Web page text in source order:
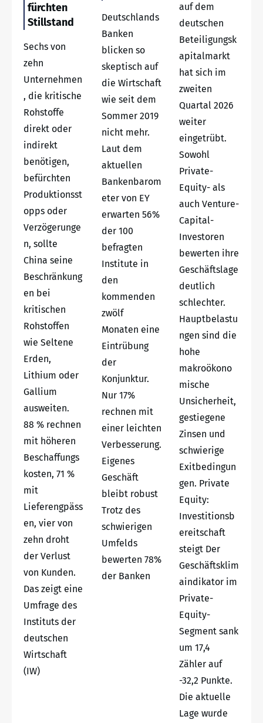
fürchten
Stillstand
Sechs von
zehn
Unternehmen
, die kritische
Rohstoffe
direkt oder
indirekt
benötigen,
befürchten
Produktionsst
opps oder
Verzögerunge
n, sollte
China seine
Beschränkung
en bei
kritischen
Rohstoffen
wie Seltene
Erden,
Lithium oder
Gallium
ausweiten.
88 % rechnen
mit höheren
Beschaffungs
kosten, 71 %
mit
Lieferengpäss
en, vier von
zehn droht
der Verlust
von Kunden.
Das zeigt eine
Umfrage des
Instituts der
deutschen
Wirtschaft
(IW)
Deutschlands
Banken
blicken so
skeptisch auf
die Wirtschaft
wie seit dem
Sommer 2019
nicht mehr.
Laut dem
aktuellen
Bankenbarom
eter von EY
erwarten 56%
der 100
befragten
Institute in
den
kommenden
zwölf
Monaten eine
Eintrübung
der
Konjunktur.
Nur 17%
rechnen mit
einer leichten
Verbesserung.
Eigenes
Geschäft
bleibt robust
Trotz des
schwierigen
Umfelds
bewerten 78%
der Banken
auf dem
deutschen
Beteiligungsk
apitalmarkt
hat sich im
zweiten
Quartal 2026
weiter
eingetrübt.
Sowohl
Private-
Equity- als
auch Venture-
Capital-
Investoren
bewerten ihre
Geschäftslage
deutlich
schlechter.
Hauptbelastu
ngen sind die
hohe
makroökono
mische
Unsicherheit,
gestiegene
Zinsen und
schwierige
Exitbedingun
gen. Private
Equity:
Investitionsb
ereitschaft
steigt Der
Geschäftsklim
aindikator im
Private-
Equity-
Segment sank
um 17,4
Zähler auf
-32,2 Punkte.
Die aktuelle
Lage wurde